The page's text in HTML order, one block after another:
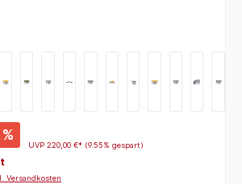
%
UVP 220,00 €* (9.55% gespart)
Versandkosten